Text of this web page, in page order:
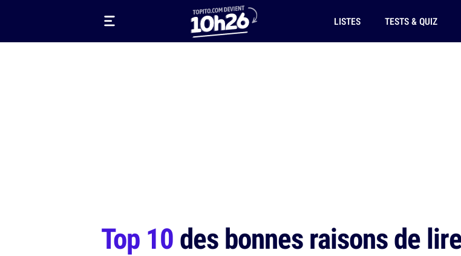
LISTES TESTS & QUIZ
Top 10des bonnes raisons de